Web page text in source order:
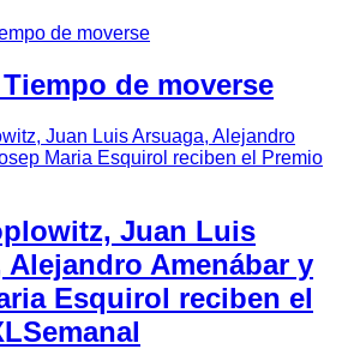
de moverse
Juan Luis
Alejandro Amenábar y
Esquirol reciben el